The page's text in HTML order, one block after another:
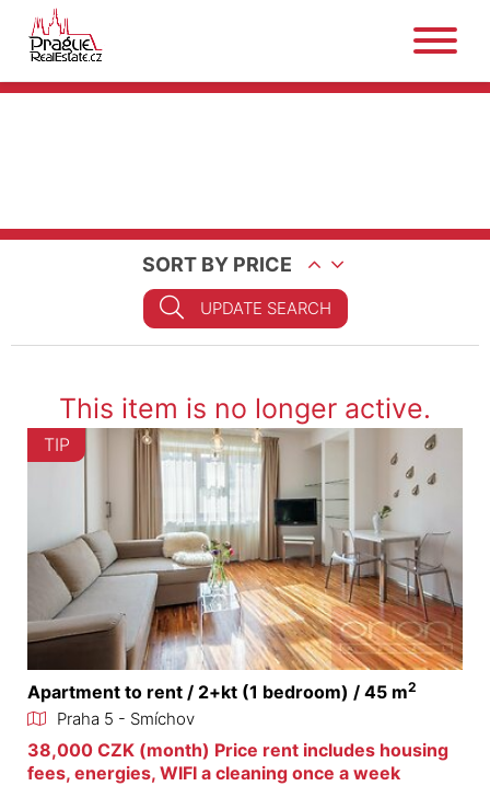
SORT BY PRICE
UPDATE SEARCH
This item is no longer active.
TIP
Apartment to rent / 2+kt (1 bedroom) / 45 m2
Praha 5 - Smíchov
38,000 CZK (month) Price rent includes housing
fees, energies, WIFI a cleaning once a week